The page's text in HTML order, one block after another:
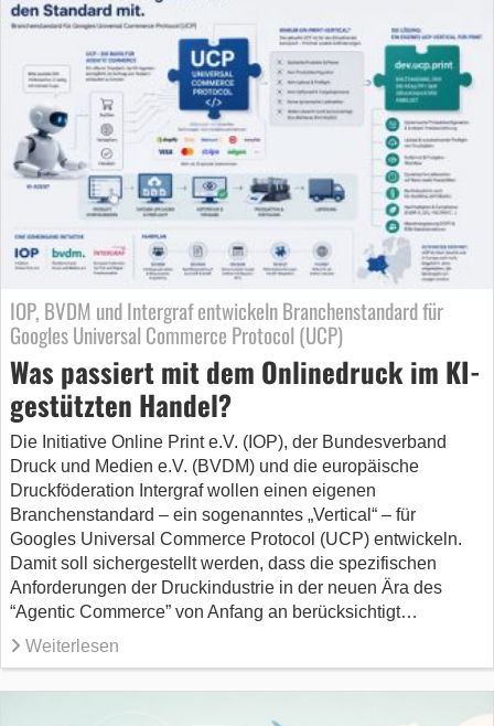
IOP, BVDM und Intergraf entwickeln Branchenstandard für
Googles Universal Commerce Protocol (UCP)
Was passiert mit dem Onlinedruck im KI-
gestützten Handel?
Die Initiative Online Print e.V. (IOP), der Bundesverband
Druck und Medien e.V. (BVDM) und die europäische
Druckföderation Intergraf wollen einen eigenen
Branchenstandard – ein sogenanntes „Vertical“ – für
Googles Universal Commerce Protocol (UCP) entwickeln.
Damit soll sichergestellt werden, dass die spezifischen
Anforderungen der Druckindustrie in der neuen Ära des
“Agentic Commerce” von Anfang an berücksichtigt…
Weiterlesen